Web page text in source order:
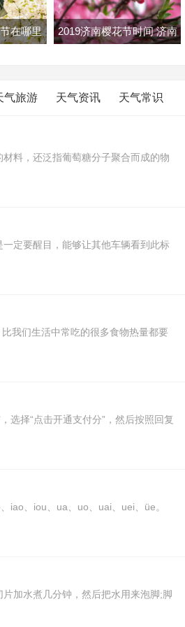
在哪里 2019济南樱花节时间 济南
气旅游 天气资讯 天气常识
料，还泛指葡萄糖分子聚合而成的物
来勾芡，而淀粉可以用来制作蛋糕、
定要醒目，能够让其他车辆看到此标
我们生活中常吃的很多食物热量都要
选择“点击开通支付分”，然后按照回复
iao、iou、ua、uo、uai、uei、üe。
同感，应把它们作为一个个语音整
加水煮几分钟，然后把水用来泡脚;脚